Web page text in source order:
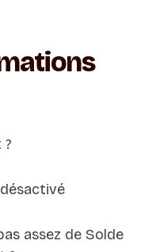
?
assez de Solde